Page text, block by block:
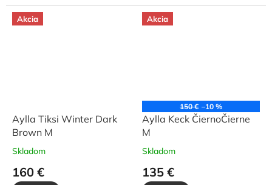
Akcia
Aylla Tiksi Winter Dark
Brown M
Skladom
160 €
Akcia
150 € –10 %
Aylla Keck ČiernoČierne
M
Skladom
135 €